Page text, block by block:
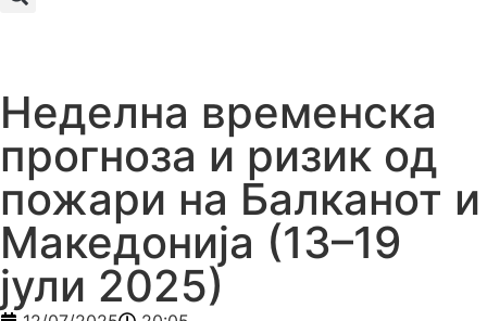
Неделна временска
прогноза и ризик од
пожари на Балканот и
Македонија (13–19
јули 2025)